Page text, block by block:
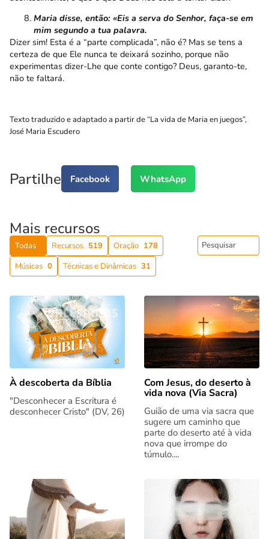
Maria disse, então: «Eis a serva do Senhor, faça-se em
mim segundo a tua palavra.
Dizer sim! Esta é a “parte complicada”, não é? Mas se tens a
certeza de que Ele nunca te deixará sozinho, porque não
experimentas dizer-Lhe que conte contigo? Deus, garanto-te,
não te faltará.
Texto traduzido e adaptado a partir de “La vida de Maria en juegos”,
José Maria Escudero
Partilhe Facebook WhatsApp
Mais recursos
Todas Recursos 519 Oração 178
Músicas 0 Técnicas e Dinâmicas 31
À descoberta da Bíblia
"Desconhecer a Escritura é
desconhecer Cristo" (DV, 26)
Com Jesus, do deserto à
vida nova (Via Sacra)
Guião de uma via sacra que
sugere um caminho que
parte do deserto até à vida
nova que irrompe do
túmulo....